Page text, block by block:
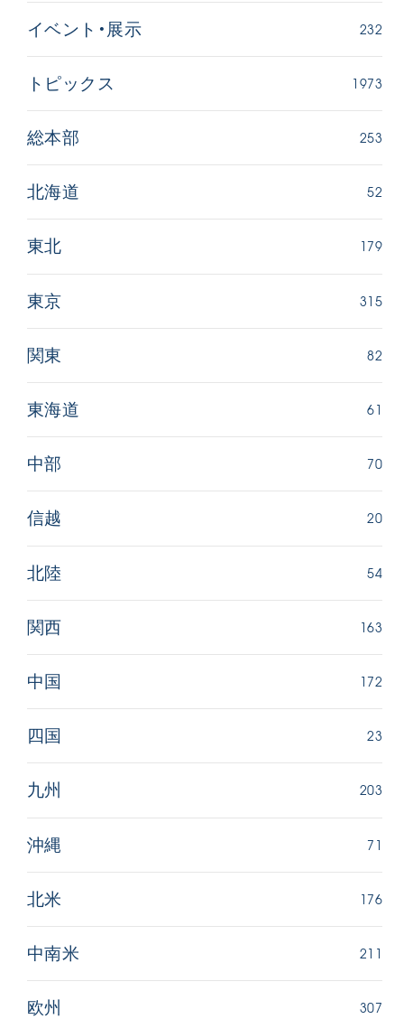
広島県 早志百…
SDGs
文化
イベント・展示 232
トピックス 1973
総本部 253
北海道 52
東北 179
東京 315
関東 82
東海道 61
中部 70
信越 20
北陸 54
関西 163
中国 172
四国 23
九州 203
沖縄 71
北米 176
中南米 211
欧州 307